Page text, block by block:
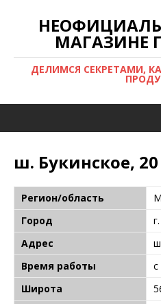
МАГАЗИНЕ
ДЕЛИМСЯ СЕКРЕТАМИ,
ш. Букинское, 20
Регион/область
Город
Адрес
Время работы
с
Широта